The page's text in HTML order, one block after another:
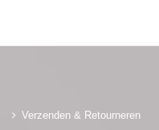
Verzenden & Retourneren